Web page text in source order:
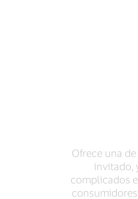
Ofrece una
invitado,
complicados